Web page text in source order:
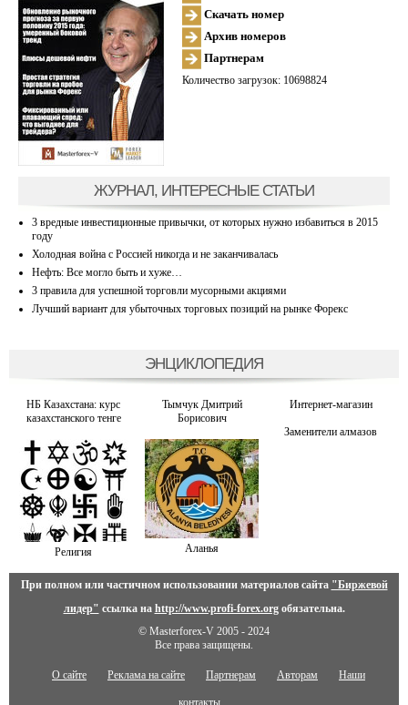
Скачать номер
Архив номеров
Партнерам
Количество загрузок: 10698824
ЖУРНАЛ, ИНТЕРЕСНЫЕ СТАТЬИ
3 вредные инвестиционные привычки, от которых нужно избавиться в 2015
году
Холодная война с Россией никогда и не заканчивалась
Нефть: Все могло быть и хуже…
3 правила для успешной торговли мусорными акциями
Лучший вариант для убыточных торговых позиций на рынке Форекс
ЭНЦИКЛОПЕДИЯ
НБ Казахстана: курс
казахстанского тенге
Тымчук Дмитрий
Борисович
Интернет-магазин
Заменители алмазов
Религия Аланья
При полном или частичном использовании материалов сайта "Биржевой
лидер" ссылка на http://www.profi-forex.orgобязательна.
© Masterforex-V 2005 - 2024
Все права защищены.
О сайте Реклама на сайте Партнерам Авторам Наши
контакты